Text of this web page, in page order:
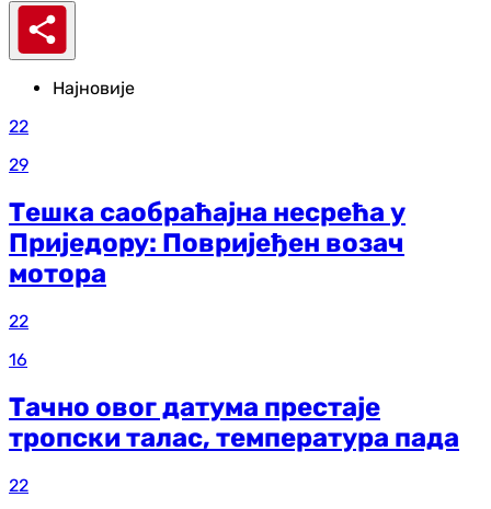
Најновије
22
29
Тешка саобраћајна несрећа у
Приједору: Повријеђен возач
мотора
22
16
Тачно овог датума престаје
тропски талас, температура пада
22